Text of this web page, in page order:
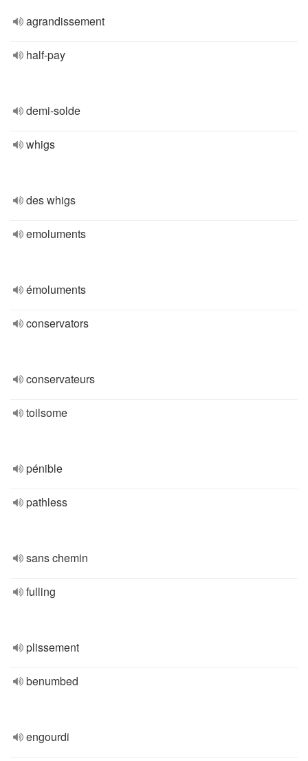
agrandissement
half-pay
demi-solde
whigs
des whigs
emoluments
émoluments
conservators
conservateurs
toilsome
pénible
pathless
sans chemin
fulling
plissement
benumbed
engourdi